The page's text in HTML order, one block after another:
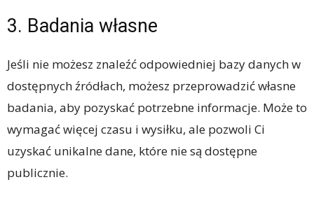
3. Badania własne
Jeśli nie możesz znaleźć odpowiedniej bazy danych w
dostępnych źródłach, możesz przeprowadzić własne
badania, aby pozyskać potrzebne informacje. Może to
wymagać więcej czasu i wysiłku, ale pozwoli Ci
uzyskać unikalne dane, które nie są dostępne
publicznie.